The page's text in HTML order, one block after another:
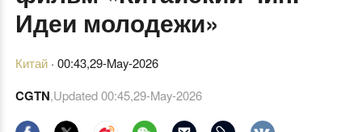
Идеи молодежи»
Китай· 00:43,29-May-2026
CGTN,Updated00:45,29-May-2026